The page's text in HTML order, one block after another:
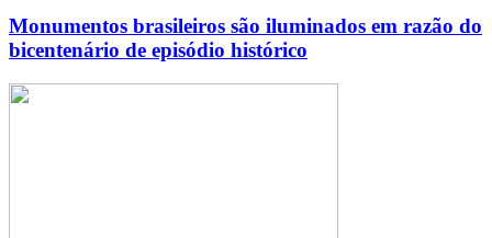
Monumentos brasileiros são iluminados em razão do
bicentenário de episódio histórico